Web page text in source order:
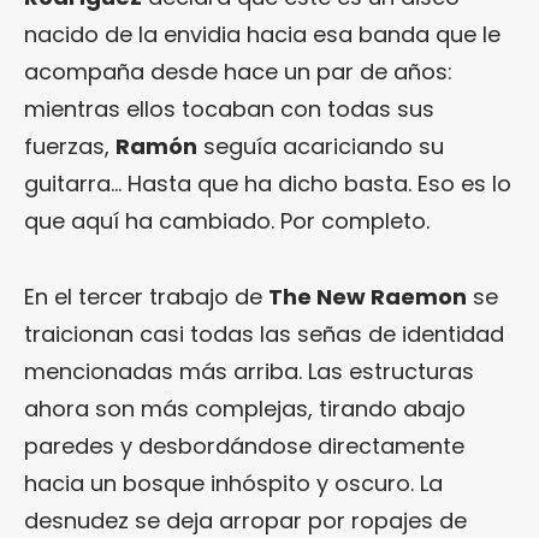
nacido de la envidia hacia esa banda que le
acompaña desde hace un par de años:
mientras ellos tocaban con todas sus
fuerzas, Ramón seguía acariciando su
guitarra… Hasta que ha dicho basta. Eso es lo
que aquí ha cambiado. Por completo.
En el tercer trabajo de The New Raemon se
traicionan casi todas las señas de identidad
mencionadas más arriba. Las estructuras
ahora son más complejas, tirando abajo
paredes y desbordándose directamente
hacia un bosque inhóspito y oscuro. La
desnudez se deja arropar por ropajes de